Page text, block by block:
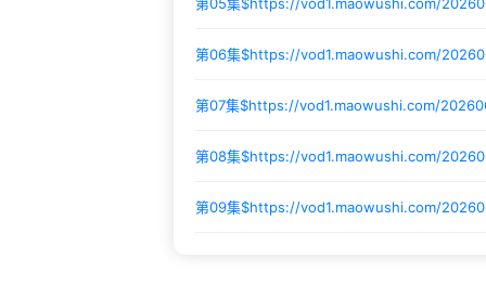
第06集$https://vod1.maowushi.com/
第07集$https://vod1.maowushi.com/
第08集$https://vod1.maowushi.com/
第09集$https://vod1.maowushi.com/